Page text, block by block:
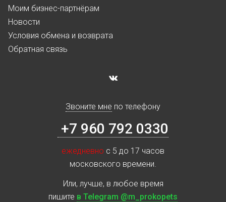
Моим бизнес-партнёрам
Новости
Условия обмена и возврата
Обратная связь
Звоните мне по телефону
+7 960 792 0330
ежедневно с 5 до 17 часов
московского времени.
Или, лучше, в любое время
пишите в Telegram @m_prokopets